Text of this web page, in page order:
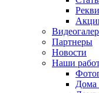
Партнеры
Новости
Наши
Дома